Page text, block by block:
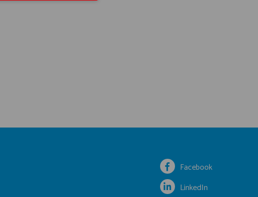
Facebook
LinkedIn